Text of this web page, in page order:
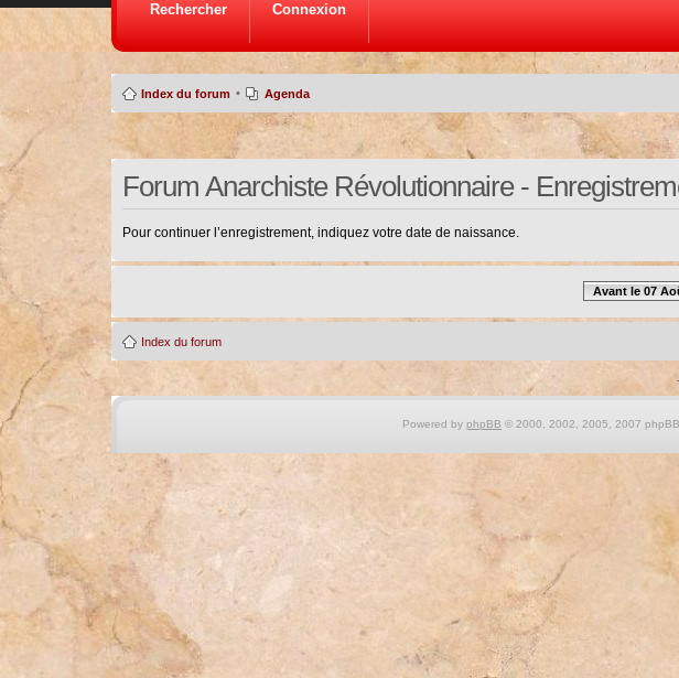
Rechercher Connexion
Index du forum • Agenda
Forum Anarchiste Révolutionnaire -
Pour continuer l’enregistrement, indiquez votre date de naissance.
Avant le 07
Index du forum
Powered by phpBB © 2000, 2002, 2005, 2007